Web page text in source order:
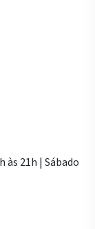
às 21h | Sábado